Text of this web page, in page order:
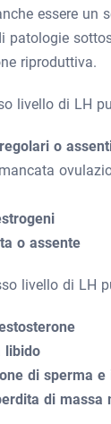
essere un
patologie
riproduttiva.
livello di LH
o
o assente
livello di LH
libido
di sperma
di massa